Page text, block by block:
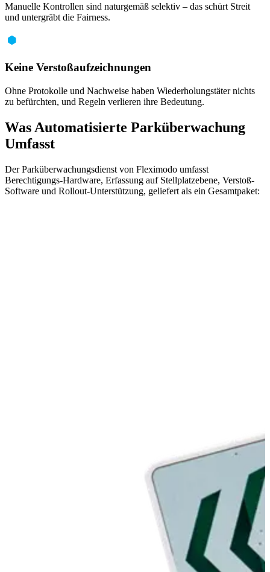
Manuelle Kontrollen sind naturgemäß selektiv – das schürt Streit
und untergräbt die Fairness.
Keine Verstoßaufzeichnungen
Ohne Protokolle und Nachweise haben Wiederholungstäter nichts
zu befürchten, und Regeln verlieren ihre Bedeutung.
Was Automatisierte Parküberwachung
Umfasst
Der Parküberwachungsdienst von Fleximodo umfasst
Berechtigungs-Hardware, Erfassung auf Stellplatzebene, Verstoß-
Software und Rollout-Unterstützung, geliefert als ein Gesamtpaket: